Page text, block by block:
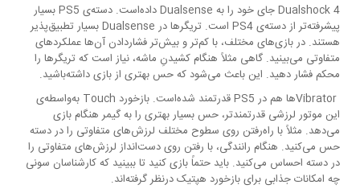
Dualshock 4 جای خود را به Dualsense داده‌است. دسته‌ی PS5 بسیار
پیشرفته‌تر از دسته‌ی PS4 است. تریگرها در Dualsense بسیار تطبیق‌پذیر
هستند. در بازی‌های مختلف، با کم‌تر و بیش‌تر فشاردادن آن‌ها عملکردهای
متفاوتی می‌بینید. گاهی مثلاً هنگام کشیدنِ ماشه، نیاز است که تریگرها را
محکم فشار دهید. این باعث می‌شود که حس بهتری از بازی داشته‌باشید.
Vibratorها هم در PS5 قدرتمند شده‌است. بازخورد Touch به‌واسطه‌ی
این موتور لرزشی قدرتمندتر، حس بسیار بهتری را به گیمر هنگام بازی
می‌دهد. مثلاً با راه‌رفتن روی سطوح مختلف لرزش‌های متفاوتی را در دسته
حس می‌کنید. هنگام رانندگی، با رفتن روی دست‌انداز لرزش‌های متفاوتی را
در دسته احساس می‌کنید. باید حتماً بازی کنید تا ببینید که کارشناسان سونی
چه امکانات جذابی برای بازخورد هپتیک درنظر گرفته‌اند.